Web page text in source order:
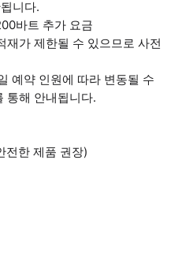
니다.
바트 추가 요금
가 제한될 수 있으므로 사전
예약 인원에 따라 변동될 수
통해 안내됩니다.
전한 제품 권장)